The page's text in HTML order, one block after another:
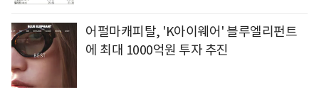
어펄마캐피탈, 'K아이웨어' 블루엘리펀트
에 최대 1000억원 투자 추진